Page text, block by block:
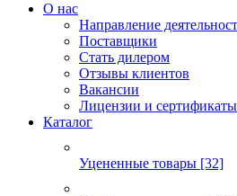
О нас
Направление
Поставщики
Стать дилером
Отзывы клиентов
Вакансии
Лицензии и сертификаты
Каталог
Уцененные товары [32]